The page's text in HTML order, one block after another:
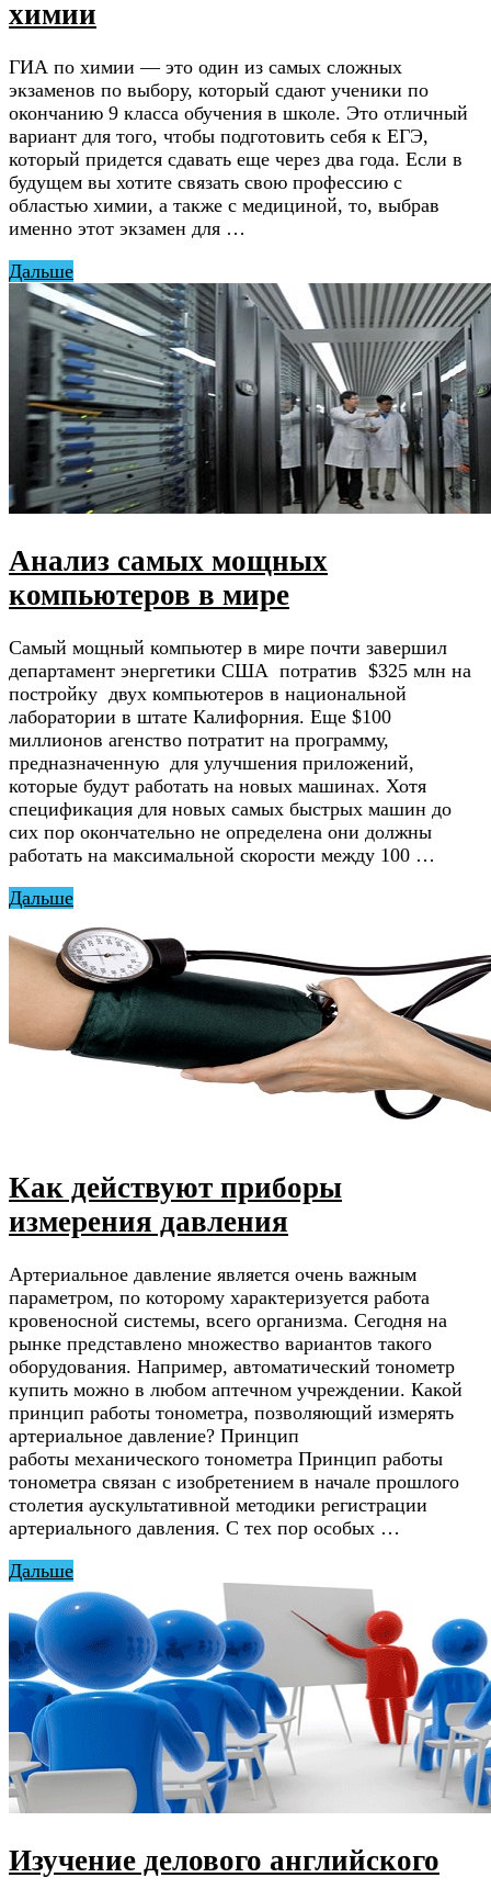
химии
ГИА по химии — это один из самых сложных
экзаменов по выбору, который сдают ученики по
окончанию 9 класса обучения в школе. Это отличный
вариант для того, чтобы подготовить себя к ЕГЭ,
который придется сдавать еще через два года. Если в
будущем вы хотите связать свою профессию с
областью химии, а также с медициной, то, выбрав
именно этот экзамен для …
Дальше
Анализ самых мощных
компьютеров в мире
Самый мощный компьютер в мире почти завершил
департамент энергетики США потратив $325 млн на
постройку двух компьютеров в национальной
лаборатории в штате Калифорния. Еще $100
миллионов агенство потратит на программу,
предназначенную для улучшения приложений,
которые будут работать на новых машинах. Хотя
спецификация для новых самых быстрых машин до
сих пор окончательно не определена они должны
работать на максимальной скорости между 100 …
Дальше
Как действуют приборы
измерения давления
Артериальное давление является очень важным
параметром, по которому характеризуется работа
кровеносной системы, всего организма. Сегодня на
рынке представлено множество вариантов такого
оборудования. Например, автоматический тонометр
купить можно в любом аптечном учреждении. Какой
принцип работы тонометра, позволяющий измерять
артериальное давление? Принцип
работы механического тонометра Принцип работы
тонометра связан с изобретением в начале прошлого
столетия аускультативной методики регистрации
артериального давления. С тех пор особых …
Дальше
Изучение делового английского